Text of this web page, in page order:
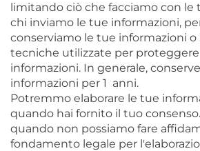
limitando ciò che facciamo con le
chi inviamo le tue informazioni,
conserviamo le tue informazioni o
tecniche utilizzate per
informazioni. In generale,
informazioni per 1 anni.
Potremmo elaborare le tue
quando hai fornito il tuo
quando non possiamo fare
fondamento legale per